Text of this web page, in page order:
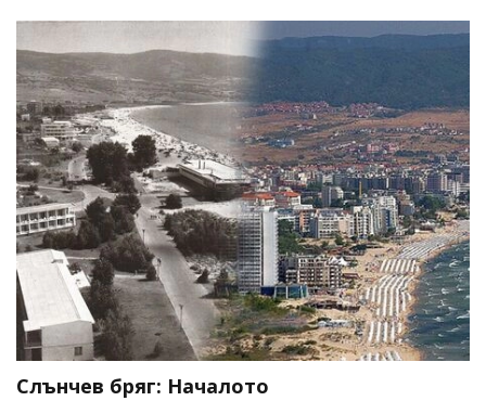
Слънчев бряг: Началото